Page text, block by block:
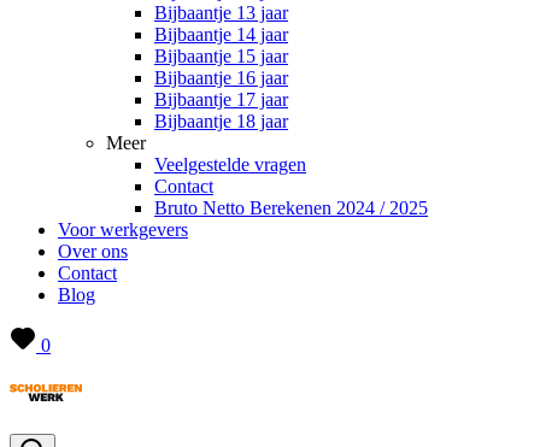
Bijbaantje 13 jaar
Bijbaantje 14 jaar
Bijbaantje 15 jaar
Bijbaantje 16 jaar
Bijbaantje 17 jaar
Bijbaantje 18 jaar
Meer
Veelgestelde vragen
Contact
Bruto Netto Berekenen 2024 / 2025
Voor werkgevers
Over ons
Contact
Blog
0